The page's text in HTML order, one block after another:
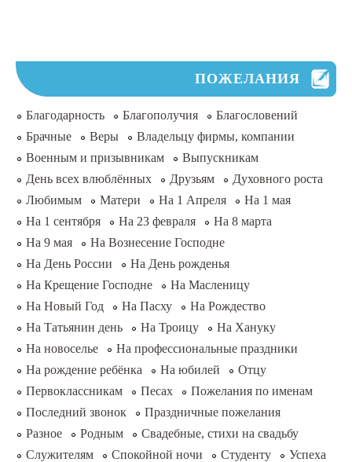
ПОЖЕЛАНИЯ
Благодарность Благополучия
Благословений
Брачные
Веры
Владельцу фирмы, компании
Военным и призывникам
Выпускникам
День всех влюблённых
Друзьям
Духовного роста
Любимым
Матери На 1 Апреля
На 1 мая
На 1 сентября
На 23 февраля
На 8 марта
На 9 мая
На Вознесение Господне
На День России
На День рожденья
На Крещение Господне
На Масленицу
На Новый Год
На Пасху
На Рождество
На Татьянин день
На Троицу
На Хануку
На новоселье
На профессиональные праздники
На рождение ребёнка
На юбилей
Отцу
Первоклассникам
Песах
Пожелания по именам
Последний звонок
Праздничные пожелания
Разное
Родным
Свадебные, стихи на свадьбу
Служителям
Спокойной ночи Студенту
Успеха